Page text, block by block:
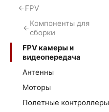
FPV
Компоненты для
сборки
FPV камеры и
видеопередача
Антенны
Моторы
Полетные контроллеры